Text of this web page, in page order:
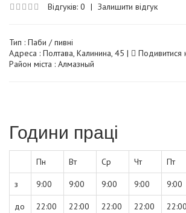
Відгуків: 0 | Залишити відгук
Тип : Паби / пивні
Адреса : Полтава, Калинина, 45 |
Подивитися
Район міста : Алмазный
Години праці
Пн Вт Ср Чт Пт
з 9:00 9:00 9:00 9:00 9:00
до 22:00 22:00 22:00 22:00 22:00